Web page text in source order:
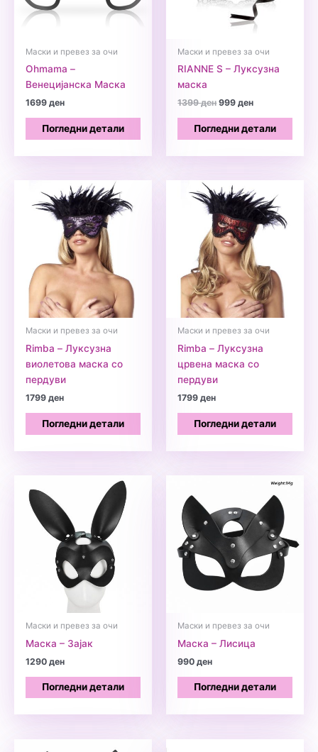
Маски и превез за очи
Ohmama –
Венецијанска Маскa
1699ден
Погледни детали
Маски и превез за очи
RIANNE S – Луксузна
маска
1399денOriginal
was:
1399 ден.
999денCurrent
is:
Погледни детали
Маски и превез за очи
Rimba – Луксузна
виолетова маска со
пердуви
1799ден
Погледни детали
Маски и превез за очи
Rimba – Луксузна
црвена маска со
пердуви
1799ден
Погледни детали
Маски и превез за очи
Маска – Зајак
1290ден
Погледни детали
Маски и превез за очи
Маска – Лисица
990ден
Погледни детали